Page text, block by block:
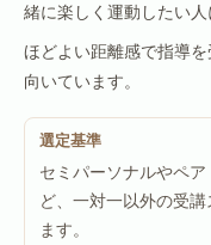
緒に楽しく運動したい人
ほどよい距離感で指導
向いています。
選定基準
セミパーソナルやペ
ど、一対一以外の受
ます。